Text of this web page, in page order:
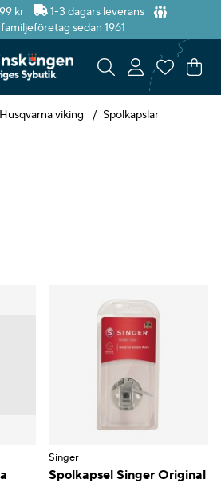
kr
1-3 dagars leverans
sedan 1961
.
Husqvarna viking Spolkapslar
Singer
Spolkapsel Singer Original